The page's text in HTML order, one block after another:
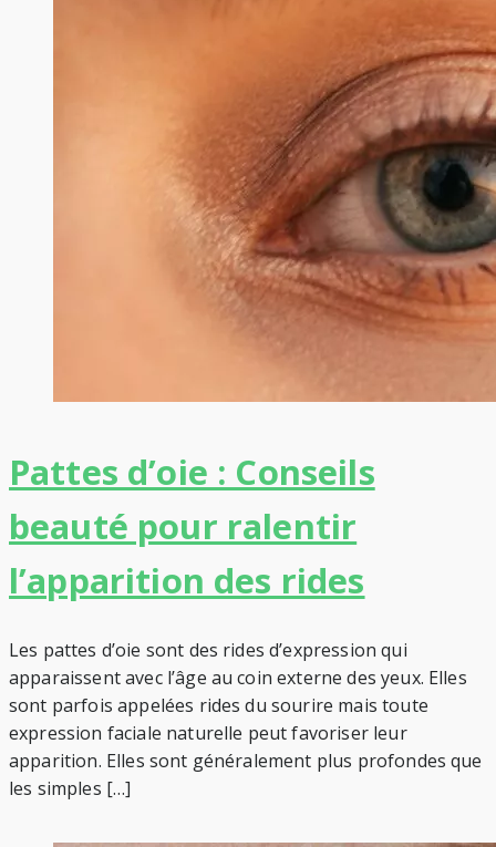
Pattes d’oie : Conseils
beauté pour ralentir
l’apparition des rides
Les pattes d’oie sont des rides d’expression qui
apparaissent avec l’âge au coin externe des yeux. Elles
sont parfois appelées rides du sourire mais toute
expression faciale naturelle peut favoriser leur
apparition. Elles sont généralement plus profondes que
les simples […]